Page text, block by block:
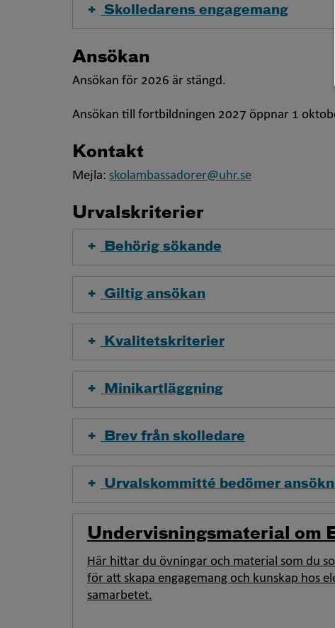
Skolledarens engagemang
Ansökan
Ansökan för 2026 är stängd.
Ansökan till fortbildningen 2027 öppnar 1
Kontakt
Mejla: skolambassadorer@uhr.se
Urvalskriterier
Behörig sökande
Giltig ansökan
Kvalitetskriterier
Minikartläggning
Brev från skolledare
Urvalskommitté bedömer
Undervisningsmaterial om
Här hittar du övningar och material som du
för att skapa engagemang och kunskap hos
samarbetet.